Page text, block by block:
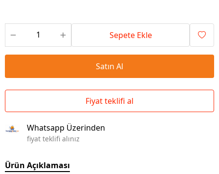
Sepete Ekle
Satın Al
Fiyat teklifi al
Whatsapp Üzerinden
fiyat teklifi alınız
Ürün Açıklaması